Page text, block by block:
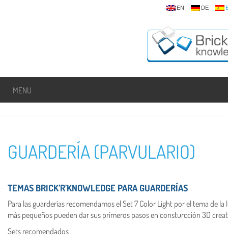
EN DE
MENU
GUARDERÍA (PARVULARIO)
TEMAS BRICK’R’KNOWLEDGE PARA GUARDERÍAS
Para las guarderías recomendamos el Set 7 Color Light por el tema de
más pequeños pueden dar sus primeros pasos en consturcción 3D
Sets recomendados